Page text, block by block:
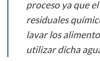
proceso ya que
residuales
lavar los
utilizar dicha